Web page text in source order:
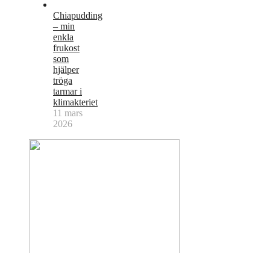
Chiapudding
– min
enkla
frukost
som
hjälper
tröga
tarmar i
klimakteriet
11 mars
2026